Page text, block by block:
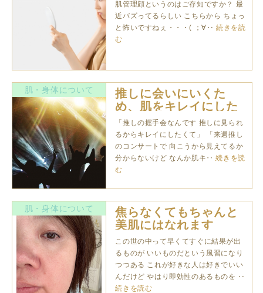
肌管理顔というのはご存知ですか？ 最
近バズってるらしい こちらから ちょっ
と怖いですねぇ・・・( ；∀‥続きを読
む
肌・身体について
推しに会いにいくた
め、肌をキレイにした
いんです！
「推しの握手会なんです 推しに見られ
るからキレイにしたくて」 「来週推し
のコンサートで 向こうから見えてるか
分からないけど なんか肌キ‥続きを読
む
肌・身体について
焦らなくてもちゃんと
美肌にはなれます
この世の中って早くてすぐに結果が出
るものが いいものだという風習になり
つつある これが好きな人は好きでいい
んだけど やはり即効性のあるものを ‥
続きを読む